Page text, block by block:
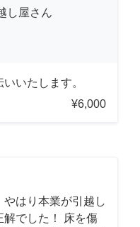
し屋さん
いたします。
¥6,000
はり本業が引越し
解でした！ 床を傷